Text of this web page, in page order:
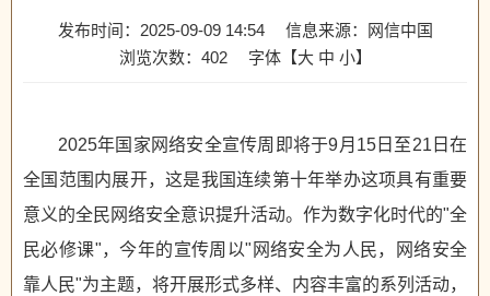
发布时间：2025-09-09 14:54
信息来源：网信中国
浏览次数： 402 字体【大 中 小】
2025年国家网络安全宣传周即将于9月15日至21日在
全国范围内展开，这是我国连续第十年举办这项具有重要
意义的全民网络安全意识提升活动。作为数字化时代的"全
民必修课"，今年的宣传周以"网络安全为人民，网络安全
靠人民"为主题，将开展形式多样、内容丰富的系列活动，